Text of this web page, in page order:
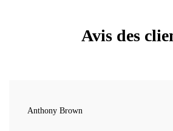
Avis des
Anthony Brown